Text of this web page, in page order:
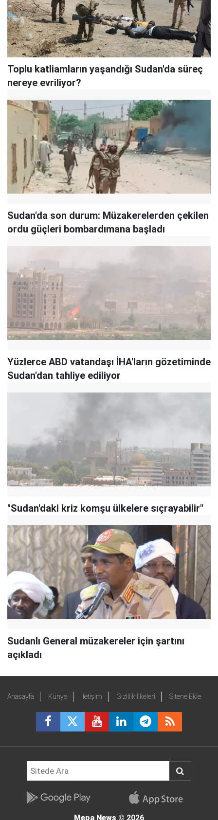
Toplu katliamların yaşandığı Sudan'da süreç
nereye evriliyor?
Sudan'da son durum: Müzakerelerden çekilen
ordu güçleri bombardımana başladı
Yüzlerce ABD vatandaşı İHA'ların gözetiminde
Sudan'dan tahliye ediliyor
"Sudan'daki kriz komşu ülkelere sıçrayabilir"
Sudanlı General müzakereler için şartını
açıkladı
Anasayfa Künye İletişim Gizlilik İlkeleri Sitene Ekle
Mepa News © 2026